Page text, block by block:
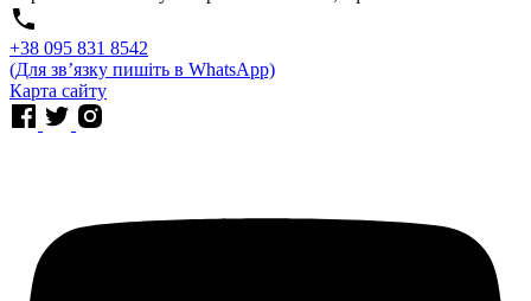
⁨+38 095 831 8542⁩
(Для звʼязку пишіть в WhatsApp)
Карта сайту